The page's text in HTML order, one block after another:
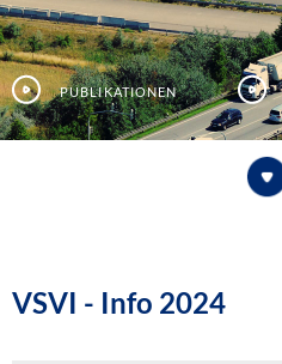
Publikationen
VSVI - Info 2024